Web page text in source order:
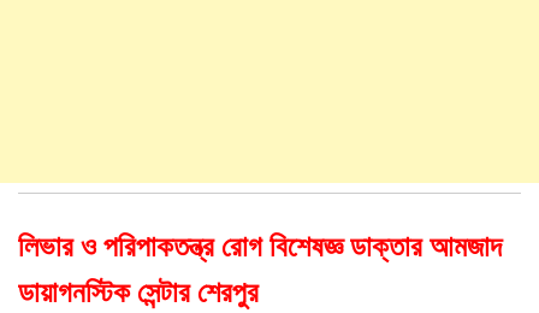
লিভার ও পরিপাকতন্ত্র রোগ বিশেষজ্ঞ ডাক্তার আমজাদ
ডায়াগনস্টিক সেন্টার শেরপুর